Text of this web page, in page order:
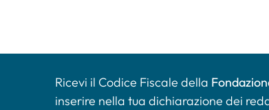
Ricevi il Codice Fiscale della
inserire nella tua dichiarazione dei